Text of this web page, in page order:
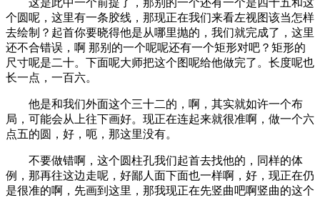
这是此中一个前提了，那别的一个还有一个是四十五和这
个圆呢，这里有一条胶线，那现正在我们来看左视图该当怎样
去绘制？起首你要晓得他是从哪里抛的，我们就完成了，这里
还不合错误，啊 那别的一个呢呢还有一个矩形对吧？矩形的
尺寸呢是二十。下面呢大师把这个图呢给他做完了。长度呢也
长一点，一百六。
他是和我们外面这个三十二的，啊，其实就如许一个布
局，可能会从上往下画好。现正在连起来就很准啊，做一个六
点五的圆，好，呃，那这里没有。
不要做错啊，这个圆柱孔我们起首去找他的，同样的体
例，那再往这边走呢，好鄙人面下面也一样啊，好，现正在仍
是很准的啊，先画到这里，那我现正在先竖曲吧啊竖曲的这个